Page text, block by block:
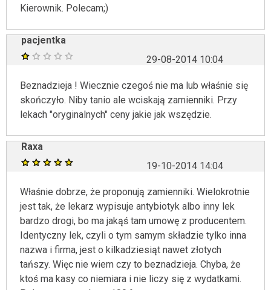
Kierownik. Polecam;)
pacjentka
29-08-2014 10:04
Beznadzieja ! Wiecznie czegoś nie ma lub właśnie się
skończyło. Niby tanio ale wciskają zamienniki. Przy
lekach "oryginalnych" ceny jakie jak wszędzie.
Raxa
19-10-2014 14:04
Właśnie dobrze, że proponują zamienniki. Wielokrotnie
jest tak, że lekarz wypisuje antybiotyk albo inny lek
bardzo drogi, bo ma jakąś tam umowę z producentem.
Identyczny lek, czyli o tym samym składzie tylko inna
nazwa i firma, jest o kilkadziesiąt nawet złotych
tańszy. Więc nie wiem czy to beznadzieja. Chyba, że
ktoś ma kasy co niemiara i nie liczy się z wydatkami.